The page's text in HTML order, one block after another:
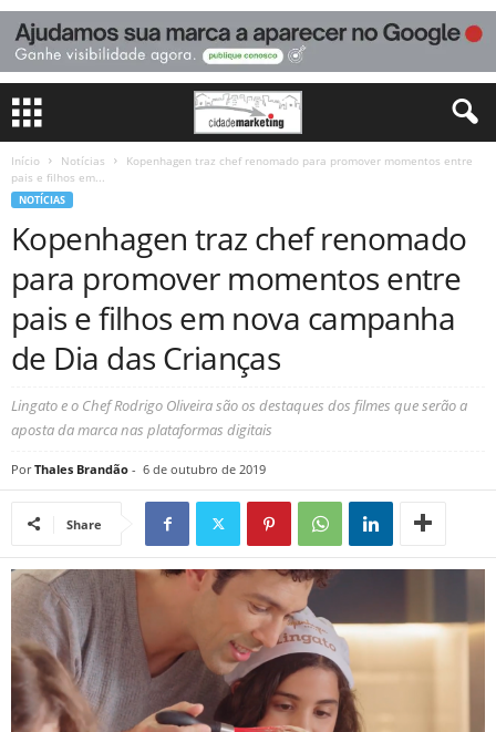
Início Notícias
Kopenhagen traz chef renomado para promover momentos entre
pais e filhos em...
NOTÍCIAS
Kopenhagen traz chef renomado
para promover momentos entre
pais e filhos em nova campanha
de Dia das Crianças
Lingato e o Chef Rodrigo Oliveira são os destaques dos filmes que serão a
aposta da marca nas plataformas digitais
Por Thales Brandão - 6 de outubro de 2019
Share